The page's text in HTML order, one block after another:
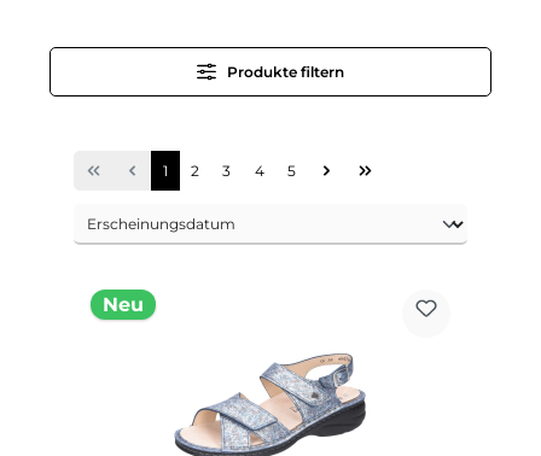
Produkte filtern
1 2 3 4 5
Neu